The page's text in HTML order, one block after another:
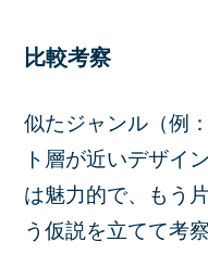
比較考察
似たジャンル（例
ト層が近いデザイ
は魅力的で、もう
う仮説を立てて考察